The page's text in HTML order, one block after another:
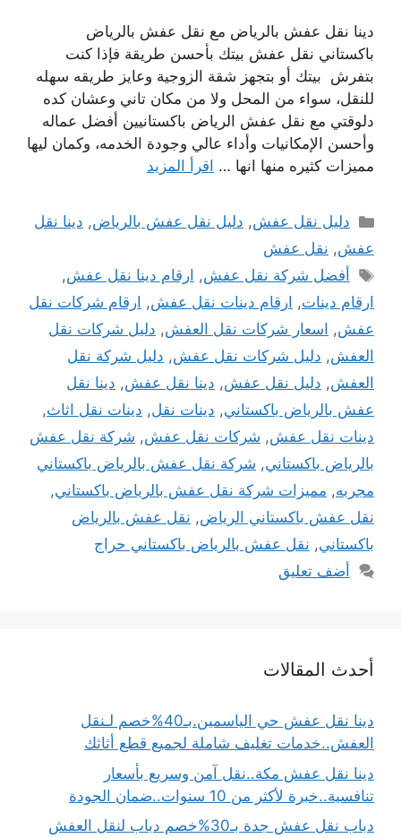
دينا نقل عفش بالرياض مع نقل عفش بالرياض
باكستاني نقل عفش بيتك بأحسن طريقة فإذا كنت
بتفرش بيتك أو بتجهز شقة الزوجية وعايز طريقه سهله
للنقل، سواء من المحل ولا من مكان تاني وعشان كده
دلوقتي مع نقل عفش الرياض باكستانيين أفضل عماله
وأحسن الإمكانيات وأداء عالي وجودة الخدمه، وكمان ليها
مميزات كثيره منها انها … اقرأ المزيد
التصنيفات
دليل نقل عفش, دليل نقل عفش بالرياض, دينا نقل
عفش, نقل عفش
الوسوم
أفضل شركة نقل عفش, ارقام دينا نقل عفش,
ارقام دينات, ارقام دينات نقل عفش, ارقام شركات نقل
عفش, اسعار شركات نقل العفش, دليل شركات نقل
العفش, دليل شركات نقل عفش, دليل شركة نقل
العفش, دليل نقل عفش, دينا نقل عفش, دينا نقل
عفش بالرياض باكستاني, دينات نقل, دينات نقل اثاث,
دينات نقل عفش, شركات نقل عفش, شركة نقل عفش
بالرياض باكستاني, شركة نقل عفش بالرياض باكستاني
مجربه, مميزات شركة نقل عفش بالرياض باكستاني,
نقل عفش باكستاني الرياض, نقل عفش بالرياض
باكستاني, نقل عفش بالرياض باكستاني حراج
أضف تعليق
أحدث المقالات
دينا نقل عفش حي الياسمين.بـ40%خصم لـنقل
العفش..خدمات تغليف شاملة لجميع قطع أثاثك
دينا نقل عفش مكة..نقل آمن وسريع بأسعار
تنافسية..خبرة لأكثر من 10 سنوات..ضمان الجودة
دباب نقل عفش جدة بـ30%خصم دباب لنقل العفش